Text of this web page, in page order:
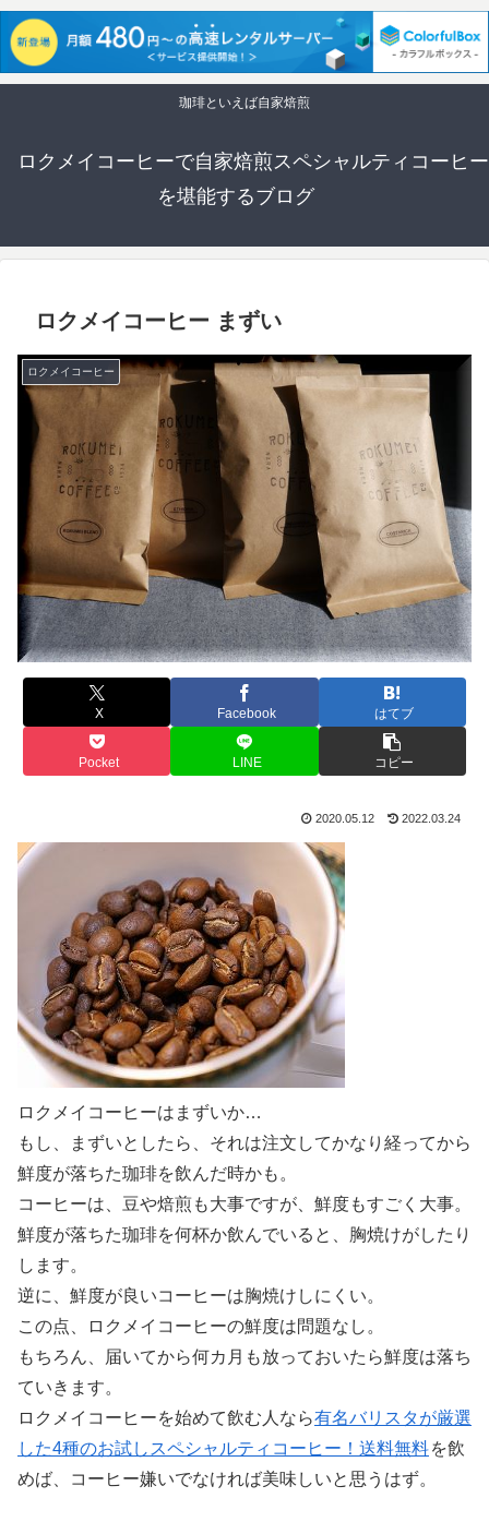
珈琲といえば自家焙煎
ロクメイコーヒーで自家焙煎スペシャルティコーヒー
を堪能するブログ
ロクメイコーヒー まずい
ロクメイコーヒー
X Facebook はてブ
Pocket LINE コピー
2020.05.12 2022.03.24
ロクメイコーヒーはまずいか…
もし、まずいとしたら、それは注文してかなり経ってから
鮮度が落ちた珈琲を飲んだ時かも。
コーヒーは、豆や焙煎も大事ですが、鮮度もすごく大事。
鮮度が落ちた珈琲を何杯か飲んでいると、胸焼けがしたり
します。
逆に、鮮度が良いコーヒーは胸焼けしにくい。
この点、ロクメイコーヒーの鮮度は問題なし。
もちろん、届いてから何カ月も放っておいたら鮮度は落ち
ていきます。
ロクメイコーヒーを始めて飲む人なら有名バリスタが厳選
した4種のお試しスペシャルティコーヒー！送料無料を飲
めば、コーヒー嫌いでなければ美味しいと思うはず。